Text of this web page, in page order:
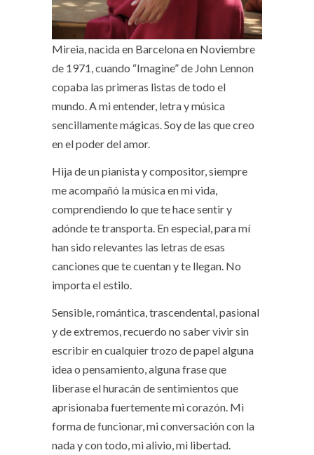
Mireia, nacida en Barcelona en Noviembre
de 1971, cuando “Imagine” de John Lennon
copaba las primeras listas de todo el
mundo. A mi entender, letra y música
sencillamente mágicas. Soy de las que creo
en el poder del amor.
Hija de un pianista y compositor, siempre
me acompañó la música en mi vida,
comprendiendo lo que te hace sentir y
adónde te transporta. En especial, para mí
han sido relevantes las letras de esas
canciones que te cuentan y te llegan. No
importa el estilo.
Sensible, romántica, trascendental, pasional
y de extremos, recuerdo no saber vivir sin
escribir en cualquier trozo de papel alguna
idea o pensamiento, alguna frase que
liberase el huracán de sentimientos que
aprisionaba fuertemente mi corazón. Mi
forma de funcionar, mi conversación con la
nada y con todo, mi alivio, mi libertad.